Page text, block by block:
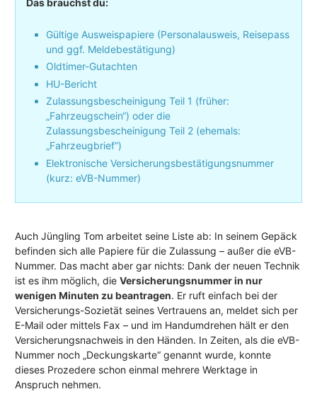
Gültige Ausweispapiere (Personalausweis, Reisepass
und ggf. Meldebestätigung)
Oldtimer-Gutachten
HU-Bericht
Zulassungsbescheinigung Teil 1 (früher:
„Fahrzeugschein“) oder die
Zulassungsbescheinigung Teil 2 (ehemals:
„Fahrzeugbrief“)
Elektronische Versicherungsbestätigungsnummer
(kurz: eVB-Nummer)
Auch Jüngling Tom arbeitet seine Liste ab: In seinem Gepäck
befinden sich alle Papiere für die Zulassung – außer die eVB-
Nummer. Das macht aber gar nichts: Dank der neuen Technik
ist es ihm möglich, die Versicherungsnummer in nur
wenigen Minuten zu beantragen. Er ruft einfach bei der
Versicherungs-Sozietät seines Vertrauens an, meldet sich per
E-Mail oder mittels Fax – und im Handumdrehen hält er den
Versicherungsnachweis in den Händen. In Zeiten, als die eVB-
Nummer noch „Deckungskarte“ genannt wurde, konnte
dieses Prozedere schon einmal mehrere Werktage in
Anspruch nehmen.